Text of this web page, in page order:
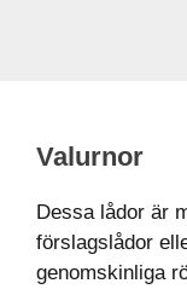
Valurnor
Dessa lådor är
förslagslådor
genomskinliga